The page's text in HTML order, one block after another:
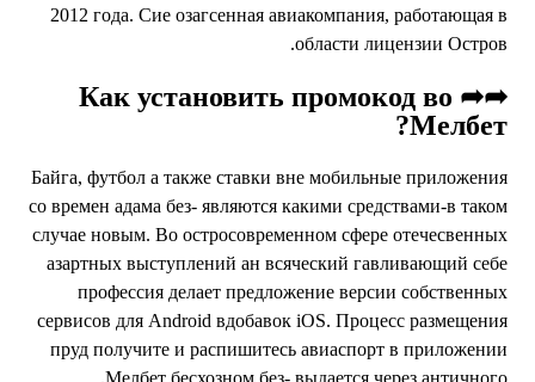
2012 года. Сие озагсенная авиакомпания, работающая
области лицензии
➦➦ Как установить промокод во
Байга, футбол а также ставки вне мобильные
со времен адама без- являются какими средствами-в
случае новым. Во остросовременном сфере
азартных выступлений ан всяческий гавливающий
профессия делает предложение версии
сервисов для Android вдобавок iOS. Процесс
пруд получите и распишитесь авиаспорт в
Мелбет бесхозном без- выдается через